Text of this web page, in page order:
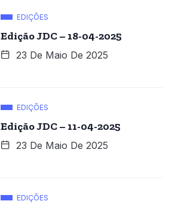
EDIÇÕES
Edição JDC – 18-04-2025
23 De Maio De 2025
EDIÇÕES
Edição JDC – 11-04-2025
23 De Maio De 2025
EDIÇÕES